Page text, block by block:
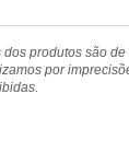
produtos são
por